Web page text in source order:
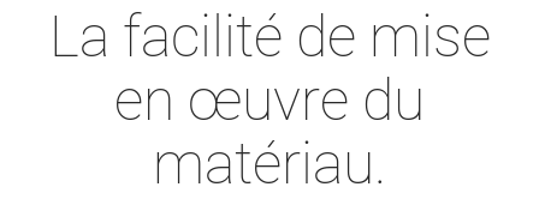
La facilité de mise
en œuvre du
matériau.